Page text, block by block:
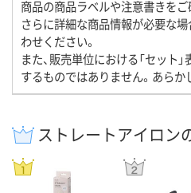
商品の商品ラベルや注意書きをご
さらに詳細な商品情報が必要な
わせください。
また、販売単位における「セット
するものではありません。あらか
ストレートアイロン